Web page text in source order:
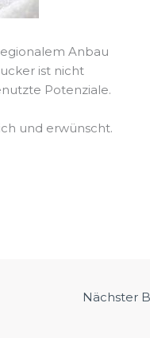
Anbau
ist nicht
Potenziale.
und erwünscht.
Nächster